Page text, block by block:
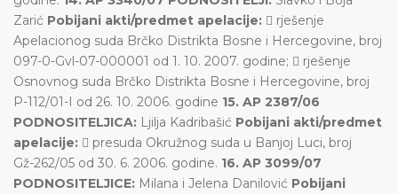
Zarić Pobijani akti/predmet apelacije:  rješenje
Apelacionog suda Brčko Distrikta Bosne i Hercegovine, broj
097-0-Gvl-07-000001 od 1. 10. 2007. godine;  rješenje
Osnovnog suda Brčko Distrikta Bosne i Hercegovine, broj
P-112/01-I od 26. 10. 2006. godine 15. AP 2387/06
PODNOSITELJICA: Ljilja Kadribašić Pobijani akti/predmet
apelacije:  presuda Okružnog suda u Banjoj Luci, broj
Gž-262/05 od 30. 6. 2006. godine. 16. AP 3099/07
PODNOSITELJICE: Milana i Jelena Danilović Pobijani